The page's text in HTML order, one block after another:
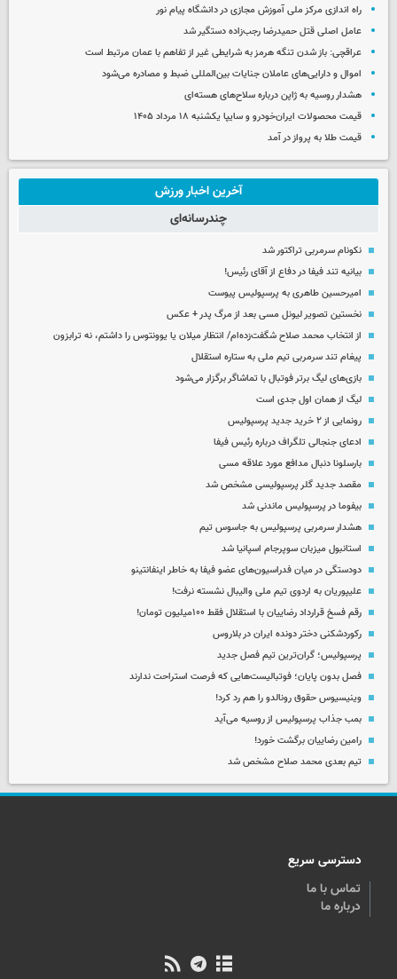
راه اندازی مرکز ملی آموزش مجازی در دانشگاه پیام نور
عامل اصلی قتل حمیدرضا رجب‌زاده دستگیر شد
عراقچی: باز شدن تنگه هرمز به شرایطی غیر از تفاهم با عمان مرتبط است
اموال و دارایی‌های عاملان جنایات بین‌المللی ضبط و مصادره می‌شود
هشدار روسیه به ژاپن درباره سلاح‌های هسته‌ای
قیمت محصولات ایران‌خودرو و سایپا یکشنبه ۱۸ مرداد ۱۴۰۵
قیمت طلا به پرواز در آمد
آخرین اخبار ورزش
چندرسانه‌ای
نکونام سرمربی تراکتور شد
بیانیه تند فیفا در دفاع از آقای رئیس!
امیرحسین طاهری به پرسپولیس پیوست
نخستین تصویر لیونل مسی بعد از مرگ پدر + عکس
از انتخاب محمد صلاح شگفت‌زده‌ام/ انتظار میلان یا یوونتوس را داشتم، نه ترابزون
پیغام تند سرمربی تیم ملی به ستاره استقلال
بازی‌های لیگ برتر فوتبال با تماشاگر برگزار می‌شود
لیگ از همان اول جدی است
رونمایی از ۲ خرید جدید پرسپولیس
ادعای جنجالی تلگراف درباره رئیس فیفا
بارسلونا دنبال مدافع مورد علاقه مسی
مقصد جدید گلر پرسپولیسی مشخص شد
بیفوما در پرسپولیس ماندنی شد
هشدار سرمربی پرسپولیس به جاسوس تیم
استانبول میزبان سوپرجام اسپانیا شد
دودستگی در میان فدراسیون‌های عضو فیفا به خاطر اینفانتینو
علیپوریان به اردوی تیم ملی والیبال نشسته نرفت!
رقم فسخ قرارداد رضاییان با استقلال فقط ۱۰۰میلیون تومان!
رکوردشکنی دختر دونده ایران در بلاروس
پرسپولیس؛ گران‌ترین تیم فصل جدید
فصل بدون پایان؛ فوتبالیست‌هایی که فرصت استراحت ندارند
وینیسیوس حقوق رونالدو را هم رد کرد!
بمب جذاب پرسپولیس از روسیه می‌آید
رامین رضاییان برگشت خورد!
تیم بعدی محمد صلاح مشخص شد
دسترسی سریع
تماس با ما
درباره ما